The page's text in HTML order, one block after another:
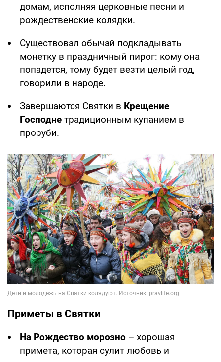
домам, исполняя церковные песни и
рождественские колядки.
Существовал обычай подкладывать
монетку в праздничный пирог: кому она
попадется, тому будет везти целый год,
говорили в народе.
Завершаются Святки в Крещение
Господне традиционным купанием в
проруби.
Приметы в Святки
На Рождество морозно – хорошая
примета, которая сулит любовь и